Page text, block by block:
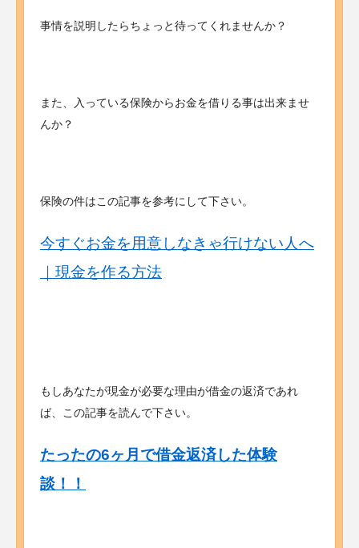
事情を説明したらちょっと待ってくれませんか？
また、入っている保険からお金を借りる事は出来ませ
んか？
保険の件はこの記事を参考にして下さい。
今すぐお金を用意しなきゃ行けない人へ
｜現金を作る方法
もしあなたが現金が必要な理由が借金の返済であれ
ば、この記事を読んで下さい。
たったの6ヶ月で借金返済した体験
談！！